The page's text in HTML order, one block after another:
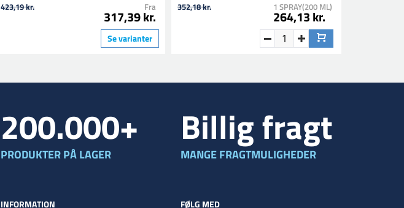
423,19 kr. Fra
317,39 kr.
Se varianter
352,18 kr. 1 SPRAY(200 ML)
264,13 kr.
200.000+
PRODUKTER PÅ LAGER
Billig fragt
MANGE FRAGTMULIGHEDER
INFORMATION FØLG MED